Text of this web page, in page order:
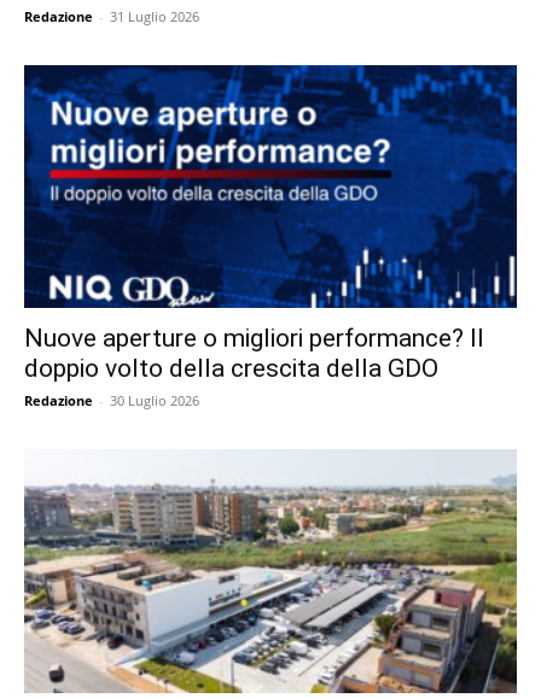
Redazione - 31 Luglio 2026
Nuove aperture o migliori performance? Il
doppio volto della crescita della GDO
Redazione - 30 Luglio 2026